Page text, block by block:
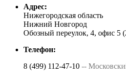
Адрес:
Нижегородская область
Нижний Новгород
Обозный переулок, 4, офис 5
Телефон:
8 (499) 112-47-10 --